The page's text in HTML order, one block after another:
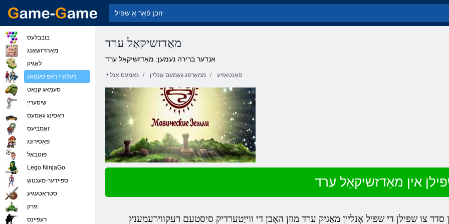
מאַדזשיקאַל ערד
אנדער ברירה נעמען: מאַדזשיקאַל ערד
גאַמעס אָנליין ממאָרפּג גאַמעס אָנליין פאַנטאַזיע
אין מאַדזשיקאַל ערד
בובבלעס
מאַהדזשאָנג
לאָגיק
ךעלגניי רַאֿפ סעמַאג
סעמַאג קנַאט
שיסערייַ
ראַסינג גאַמעס
זאָמביעס
פּאַסירונג
פוטבאָל
Lego NinjaGo
ספּיידער-מענטש
סטראַטעגיע
גירק
רעּפיינס